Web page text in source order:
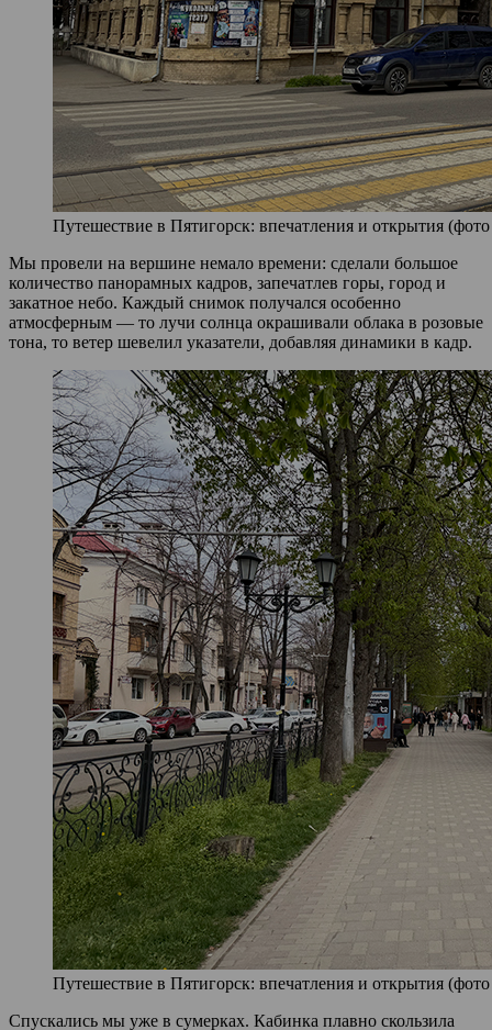
Путешествие в Пятигорск: впечатления и открытия
Мы провели на вершине немало времени: сделали большое
количество панорамных кадров, запечатлев горы, город и
закатное небо. Каждый снимок получался особенно
атмосферным — то лучи солнца окрашивали облака в розовые
тона, то ветер шевелил указатели, добавляя динамики в кадр.
Путешествие в Пятигорск: впечатления и открытия
Спускались мы уже в сумерках. Кабинка плавно скользила